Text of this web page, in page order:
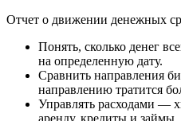
Отчет о движении денежных
Понять, сколько денег
на определенную дату.
Сравнить направления
направлению тратится
Управлять расходами —
аренду, кредиты и займы.